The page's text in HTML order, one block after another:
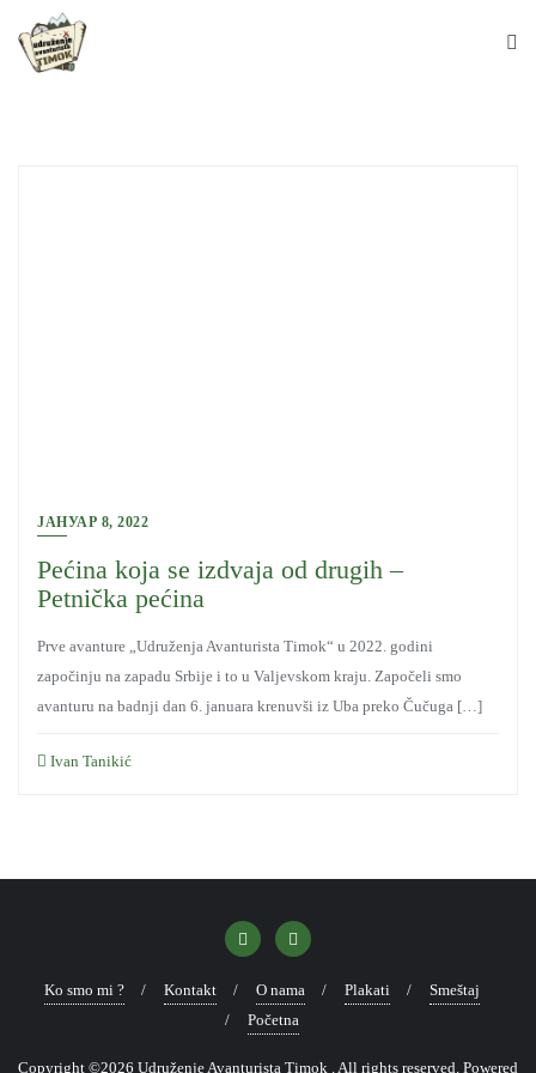
content
ЈАНУАР 8, 2022
Pećina koja se izdvaja od drugih –
Petnička pećina
Prve avanture „Udruženja Avanturista Timok“ u 2022. godini
započinju na zapadu Srbije i to u Valjevskom kraju. Započeli smo
avanturu na badnji dan 6. januara krenuvši iz Uba preko Čučuga […]
Ivan Tanikić
Ko smo mi ? Kontakt O nama Plakati
Smeštaj
Početna
Copyright ©2026 Udruženje Avanturista Timok . All rights reserved. Powered